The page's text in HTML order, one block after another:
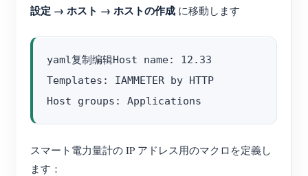
設定 → ホスト → ホストの作成 に移動します
yaml复制编辑Host name: 12.33
Templates: IAMMETER by HTTP
スマート電力量計の IP アドレス用のマクロを定義し
ます：